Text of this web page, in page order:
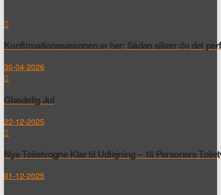
Konfirmationssæsonen er her: Sådan sikrer du det
30-04-2026
Glædelig Jul
22-12-2025
Nye Toiletvogne Klar til Udlejning – 16 Personers
01-12-2025